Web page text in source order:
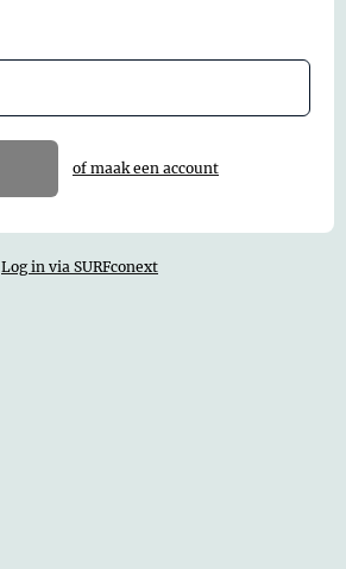
of maak een account
Log in via SURFconext